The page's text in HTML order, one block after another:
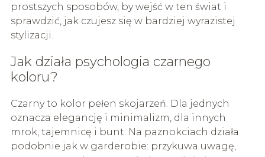
prostszych sposobów, by wejść w ten świat i
sprawdzić, jak czujesz się w bardziej wyrazistej
stylizacji.
Jak działa psychologia czarnego
koloru?
Czarny to kolor pełen skojarzeń. Dla jednych
oznacza elegancję i minimalizm, dla innych
mrok, tajemnicę i bunt. Na paznokciach działa
podobnie jak w garderobie: przykuwa uwagę,